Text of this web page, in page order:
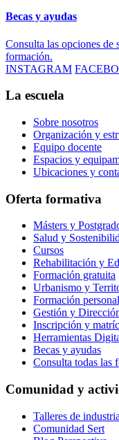
Becas y ayudas
Consulta las opciones de
formación.
INSTAGRAM
La escuela
Sobre nosotros
Organización y
Equipo docente
Espacios y
Ubicaciones y
Oferta formativa
Másters y
Salud y
Cursos
Rehabilitación y
Formación gratuita
Urbanismo y
Formación
Gestión y
Inscripción y
Herramientas
Becas y ayudas
Consulta todas las
Comunidad y
Talleres de
Comunidad Sert